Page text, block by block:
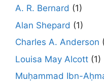
A. R. Bernard (1)
Alan Shepard (1)
Charles A. Anderson
Louisa May Alcott (1)
Muḥammad Ibn-